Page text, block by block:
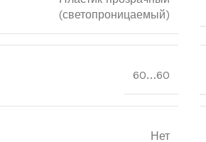
(светопроницаемый)
60…60
Нет